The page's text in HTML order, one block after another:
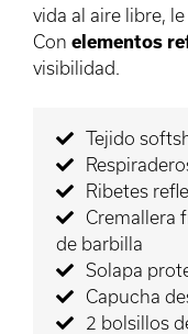
vida al aire libre,
Con elementos
visibilidad.
Tejido
Ribetes
Cremallera
de barbilla
Solapa
Capucha
2 bolsillos